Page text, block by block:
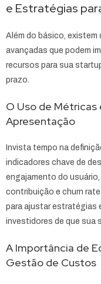
e Estratégias
Além do básico,
avançadas que podem
recursos para sua
prazo.
O Uso de Métricas
Apresentação
Invista tempo na
indicadores chave de
engajamento do
contribuição e churn
para ajustar estratégias
investidores de que sua
A Importância de
Gestão de Custos